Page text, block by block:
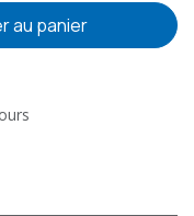
au panier